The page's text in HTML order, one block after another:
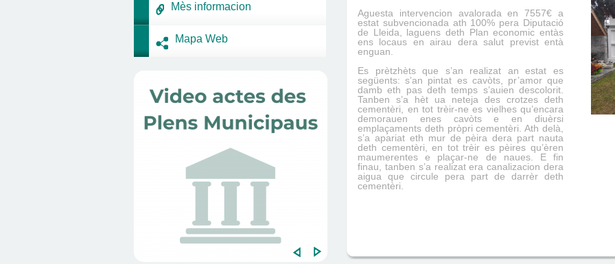
Mès informacion
Mapa Web
Aguesta intervencion avalorada en 7557€ a
estat subvencionada ath 100% pera Diputació
de Lleida, laguens deth Plan economic entàs
ens locaus en airau dera salut previst entà
enguan.
Es prètzhèts que s’an realizat an estat es
següents: s’an pintat es cavòts, pr’amor que
damb eth pas deth temps s’auien descolorit.
Tanben s’a hèt ua neteja des crotzes deth
cementèri, en tot trèir-ne es vielhes qu’encara
demorauen enes cavòts e en diuèrsi
emplaçaments deth pròpri cementèri. Ath delà,
s’a apariat eth mur de pèira dera part nauta
deth cementèri, en tot trèir es pèires qu’èren
maumerentes e plaçar-ne de naues. E fin
finau, tanben s’a realizat era canalizacion dera
aigua que circule pera part de darrèr deth
cementèri.